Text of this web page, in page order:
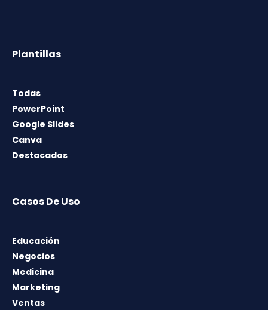
Plantillas
Todas
PowerPoint
Google Slides
Canva
Destacados
Casos De Uso
Educación
Negocios
Medicina
Marketing
Ventas